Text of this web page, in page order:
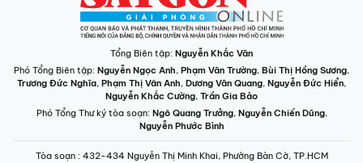
Tổng Biên tập: Nguyễn Khắc Văn
Phó Tổng Biên tập: Nguyễn Ngọc Anh, Phạm Văn Trường, Bùi Thị Hồng Sương,
Trương Đức Nghĩa, Phạm Thị Vân Anh, Dương Văn Quang, Nguyễn Đức Hiển,
Nguyễn Khắc Cường, Trần Gia Bảo
Phó Tổng Thư ký tòa soạn: Ngô Quang Trưởng, Nguyễn Chiến Dũng,
Nguyễn Phước Bình
Tòa soạn : 432-434 Nguyễn Thị Minh Khai, Phường Bàn Cờ, TP.HCM